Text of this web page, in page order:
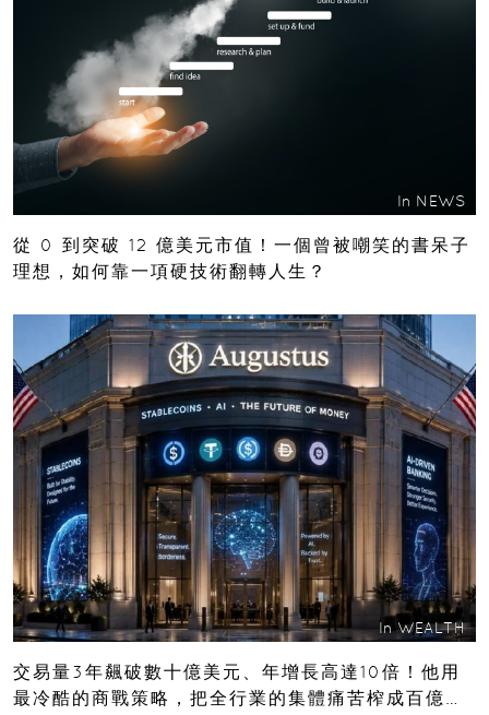
In NEWS
從 0 到突破 12 億美元市值！一個曾被嘲笑的書呆子
理想，如何靠一項硬技術翻轉人生？
In WEALTH
交易量3年飆破數十億美元、年增長高達10倍！他用
最冷酷的商戰策略，把全行業的集體痛苦榨成百億金